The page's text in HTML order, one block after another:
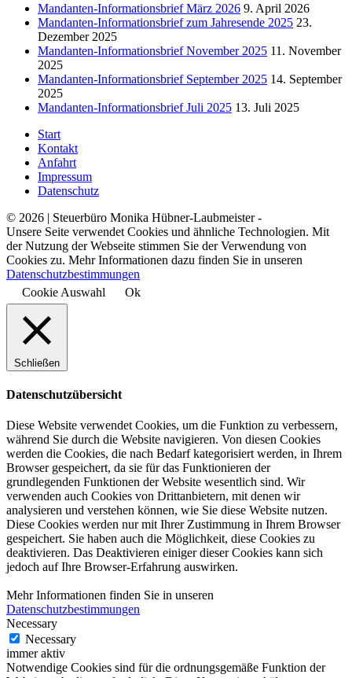
Mandanten-Informationsbrief März 2026 9. April 2026
Mandanten-Informationsbrief zum Jahresende 2025 23.
Dezember 2025
Mandanten-Informationsbrief November 2025 11. November
2025
Mandanten-Informationsbrief September 2025 14. September
2025
Mandanten-Informationsbrief Juli 2025 13. Juli 2025
Start
Kontakt
Anfahrt
Impressum
Datenschutz
© 2026 | Steuerbüro Monika Hübner-Laubmeister -
Unsere Seite verwendet Cookies und ähnliche Technologien. Mit
der Nutzung der Webseite stimmen Sie der Verwendung von
Cookies zu. Mehr Informationen dazu finden Sie in unseren
Datenschutzbestimmungen
Cookie Auswahl
Ok
Schließen
Datenschutzübersicht
Diese Website verwendet Cookies, um die Funktion zu verbessern,
während Sie durch die Website navigieren. Von diesen Cookies
werden die Cookies, die nach Bedarf kategorisiert werden, in Ihrem
Browser gespeichert, da sie für das Funktionieren der
grundlegenden Funktionen der Website wesentlich sind. Wir
verwenden auch Cookies von Drittanbietern, mit denen wir
analysieren und verstehen können, wie Sie diese Website nutzen.
Diese Cookies werden nur mit Ihrer Zustimmung in Ihrem Browser
gespeichert. Sie haben auch die Möglichkeit, diese Cookies zu
deaktivieren. Das Deaktivieren einiger dieser Cookies kann sich
jedoch auf Ihre Browser-Erfahrung auswirken.
Mehr Informationen finden Sie in unseren
Datenschutzbestimmungen
Necessary
Necessary
immer aktiv
Notwendige Cookies sind für die ordnungsgemäße Funktion der